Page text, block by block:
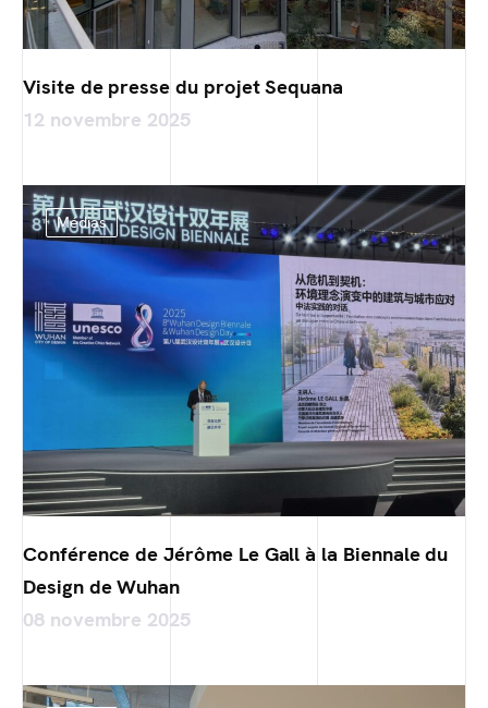
Visite de presse du projet Sequana
12 novembre 2025
Médias
Conférence de Jérôme Le Gall à la Biennale du
Design de Wuhan
08 novembre 2025